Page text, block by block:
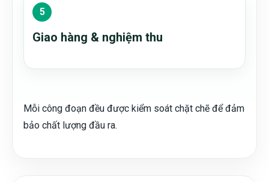
Giao hàng & nghiệm thu
Mỗi công đoạn đều được kiểm soát chặt chẽ để đảm
bảo chất lượng đầu ra.